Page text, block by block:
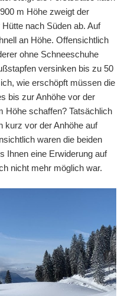
m Höhe zweigt der
nach Süden ab. Auf
an Höhe. Offensichtlich
ohne Schneeschuhe
versinken bis zu 50
wie erschöpft müssen die
bis zur Anhöhe vor der
Höhe schaffen? Tatsächlich
kurz vor der Anhöhe auf
waren die beiden
Ihnen eine Erwiderung auf
nicht mehr möglich war.